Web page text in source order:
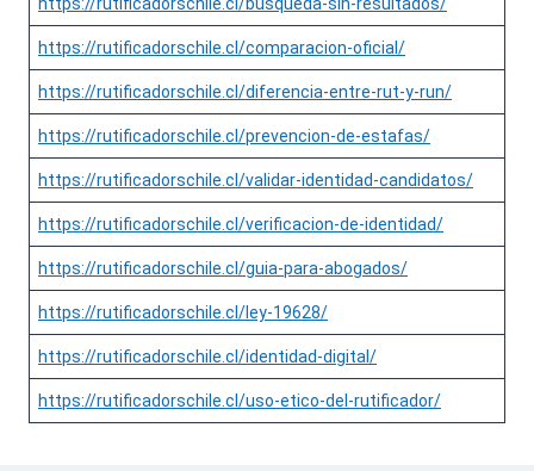
https://rutificadorschile.cl/busqueda-sin-resultados/
https://rutificadorschile.cl/comparacion-oficial/
https://rutificadorschile.cl/diferencia-entre-rut-y-run/
https://rutificadorschile.cl/prevencion-de-estafas/
https://rutificadorschile.cl/validar-identidad-candidatos/
https://rutificadorschile.cl/verificacion-de-identidad/
https://rutificadorschile.cl/guia-para-abogados/
https://rutificadorschile.cl/ley-19628/
https://rutificadorschile.cl/identidad-digital/
https://rutificadorschile.cl/uso-etico-del-rutificador/